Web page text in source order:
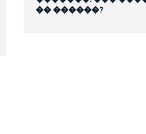
�� ������?